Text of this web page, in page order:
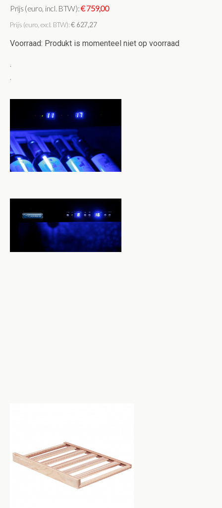
Prijs (euro, incl. BTW):€ 759,00
Prijs (euro, excl. BTW):€ 627,27
Voorraad: Produkt is momenteel niet op voorraad
.
.